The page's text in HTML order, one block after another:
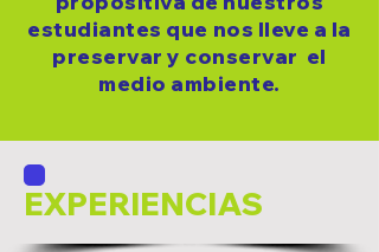
estudiantes que nos lleve a la
preservar y conservar el
medio ambiente.
EXPERIENCIAS